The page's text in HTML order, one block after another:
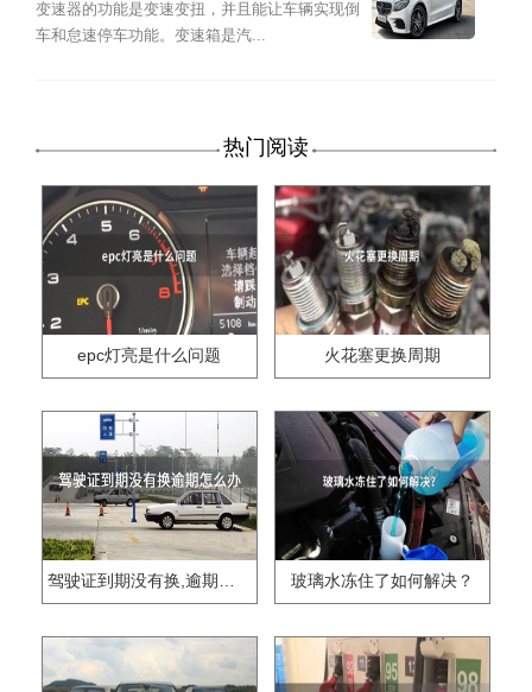
变速器的功能是变速变扭，并且能让车辆实现倒
车和怠速停车功能。变速箱是汽...
热门阅读
epc灯亮是什么问题 火花塞更换周期
驾驶证到期没有换,逾期怎么办?? 玻璃水冻住了如何解决？